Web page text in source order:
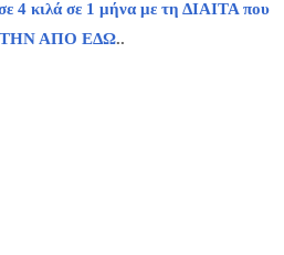
4 κιλά σε 1 μήνα με τη ΔΙΑΙΤΑ που
ΤΗΝ ΑΠΟ ΕΔΩ..